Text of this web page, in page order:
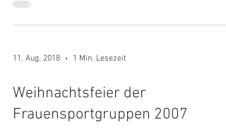
11. Aug. 2018 1 Min. Lesezeit
Weihnachtsfeier der
Frauensportgruppen 2007